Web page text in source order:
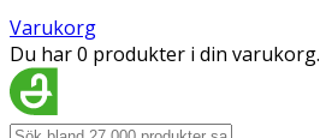
Varukorg
Du har 0 produkter i din varukorg.